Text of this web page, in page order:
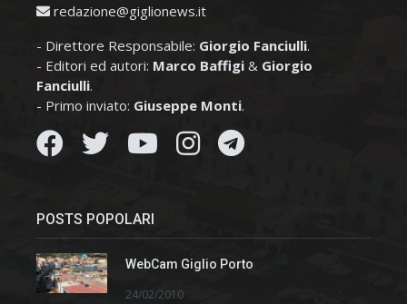
redazione@giglionews.it
- Direttore Responsabile: Giorgio Fanciulli.
- Editori ed autori: Marco Baffigi & Giorgio
Fanciulli.
- Primo inviato: Giuseppe Monti.
POSTS POPOLARI
WebCam Giglio Porto
24/02/2010